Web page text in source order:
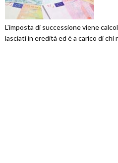
L'imposta di successione viene
lasciati in eredità ed è a carico di chi